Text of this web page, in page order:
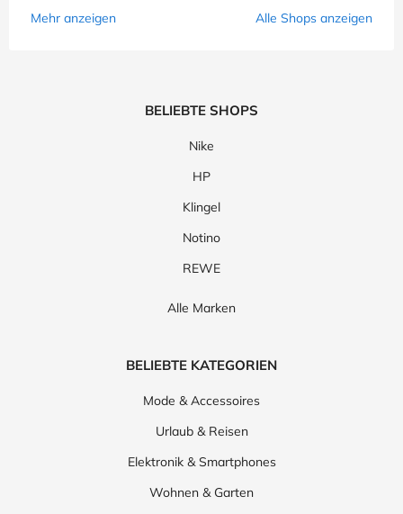
Mehr anzeigen
Alle Shops anzeigen
BELIEBTE SHOPS
Nike
HP
Klingel
Notino
REWE
Alle Marken
BELIEBTE KATEGORIEN
Mode & Accessoires
Urlaub & Reisen
Elektronik & Smartphones
Wohnen & Garten